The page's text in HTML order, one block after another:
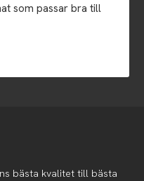
som passar bra till
bästa kvalitet till bästa